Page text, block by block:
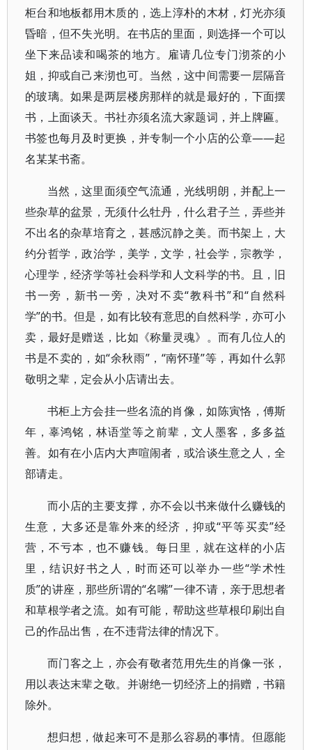
柜台和地板都用木质的，选上淳朴的木材，灯光亦须
昏暗，但不失光明。在书店的里面，则选择一个可以
坐下来品读和喝茶的地方。雇请几位专门沏茶的小
姐，抑或自己来沏也可。当然，这中间需要一层隔音
的玻璃。如果是两层楼房那样的就是最好的，下面摆
书，上面谈天。书社亦须名流大家题词，并上牌匾。
书签也每月及时更换，并专制一个小店的公章——起
名某某书斋。
当然，这里面须空气流通，光线明朗，并配上一
些杂草的盆景，无须什么牡丹，什么君子兰，弄些并
不出名的杂草培育之，甚感沉静之美。而书架上，大
约分哲学，政治学，美学，文学，社会学，宗教学，
心理学，经济学等社会科学和人文科学的书。且，旧
书一旁，新书一旁，决对不卖“教科书”和“自然科
学”的书。但是，如有比较有意思的自然科学，亦可小
卖，最好是赠送，比如《称量灵魂》。而有几位人的
书是不卖的，如“余秋雨”，“南怀瑾”等，再如什么郭
敬明之辈，定会从小店请出去。
书柜上方会挂一些名流的肖像，如陈寅恪，傅斯
年，辜鸿铭，林语堂等之前辈，文人墨客，多多益
善。如有在小店内大声喧闹者，或洽谈生意之人，全
部请走。
而小店的主要支撑，亦不会以书来做什么赚钱的
生意，大多还是靠外来的经济，抑或“平等买卖”经
营，不亏本，也不赚钱。每日里，就在这样的小店
里，结识好书之人，时而还可以举办一些“学术性
质”的讲座，那些所谓的“名嘴”一律不请，亲于思想者
和草根学者之流。如有可能，帮助这些草根印刷出自
己的作品出售，在不违背法律的情况下。
而门客之上，亦会有敬者范用先生的肖像一张，
用以表达末辈之敬。并谢绝一切经济上的捐赠，书籍
除外。
想归想，做起来可不是那么容易的事情。但愿能